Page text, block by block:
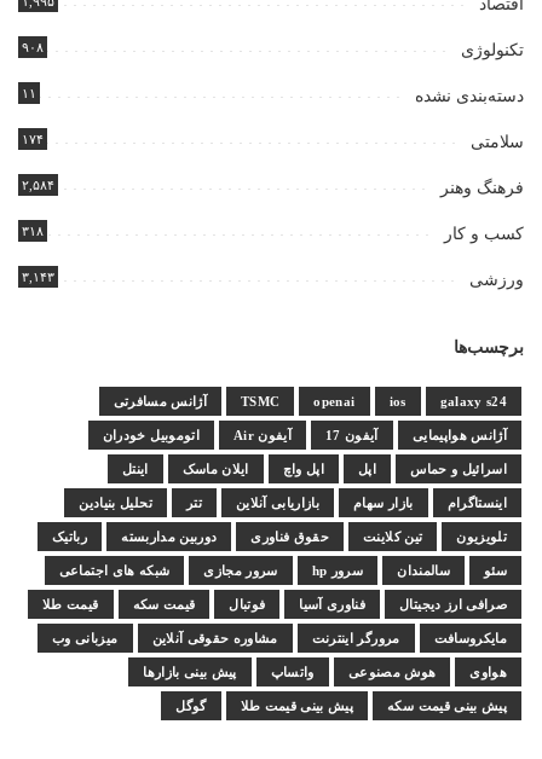
اقتصاد
تکنولوژی ۹۰۸
دسته‌بندی نشده ۱۱
سلامتی ۱۷۴
فرهنگ وهنر ۲,۵۸۴
کسب و کار ۳۱۸
ورزشی ۳,۱۴۳
برچسب‌ها
galaxy s24
ios
openai
TSMC آژانس مسافرتی
آژانس هواپیمایی آیفون 17 آیفون Air اتوموبیل خودران
اسرائیل و حماس اپل اپل واچ ایلان ماسک اینتل
اینستاگرام بازار سهام بازاریابی آنلاین تتر تحلیل بنیادین
تلویزیون تین کلاینت حقوق فناوری دوربین مداربسته رباتیک
سئو سالمندان سرور hp سرور مجازی شبکه های اجتماعی
صرافی ارز دیجیتال فناوری آسیا فوتبال قیمت سکه قیمت طلا
مایکروسافت مرورگر اینترنت مشاوره حقوقی آنلاین میزبانی وب
هواوی هوش مصنوعی واتساپ پیش بینی بازارها
پیش بینی قیمت سکه پیش بینی قیمت طلا گوگل